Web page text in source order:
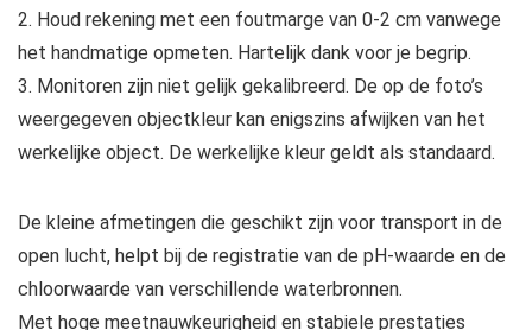
2. Houd rekening met een foutmarge van 0-2 cm vanwege
het handmatige opmeten. Hartelijk dank voor je begrip.
3. Monitoren zijn niet gelijk gekalibreerd. De op de foto’s
weergegeven objectkleur kan enigszins afwijken van het
werkelijke object. De werkelijke kleur geldt als standaard.
De kleine afmetingen die geschikt zijn voor transport in de
open lucht, helpt bij de registratie van de pH-waarde en de
chloorwaarde van verschillende waterbronnen.
Met hoge meetnauwkeurigheid en stabiele prestaties